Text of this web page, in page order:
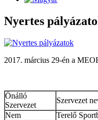
Nyertes
2017. március 29-én a
Önálló
Szervezet
Szervezet
Nem
Terelő